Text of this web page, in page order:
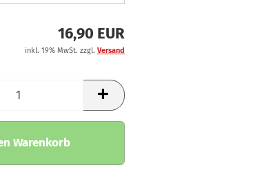
16,90 EUR
inkl. 19% MwSt. zzgl. Versand
Warenkorb